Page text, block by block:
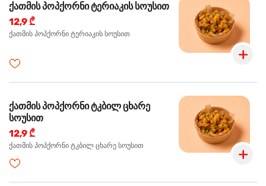
ქათმის პოპქორნი ტერიაკის სოუსით
12,9 ₾
ქათმის პოპქორნი ტერიაკის სოუსით
ქათმის პოპქორნი ტკბილ ცხარე
სოუსით
12,9 ₾
ქათმის პოპქორნი ტკბილ ცხარე სოუსით